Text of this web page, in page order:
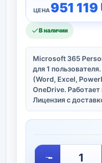
951 119
В наличии
Microsoft 365
для 1
(Word, Excel,
OneDrive. Работает
Лицензия с
-